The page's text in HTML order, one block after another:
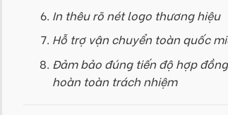
In thêu rõ nét logo thương hiệu
Hỗ trợ vận chuyển toàn quốc
Đảm bảo đúng tiến độ hợp
hoàn toàn trách nhiệm